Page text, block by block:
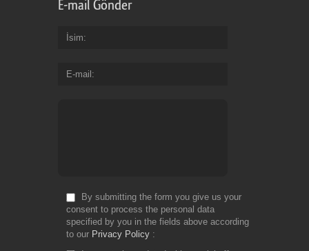
E-mail Gönder
İsim
E-mail
By submitting the form you give us your
consent to process the personal data
specified by you in the fields above according
to our Privacy Policy